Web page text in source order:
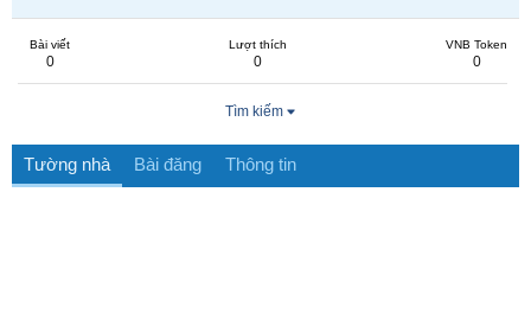
Bài viết
0
Lượt thích
0
VNB Token
0
Tìm kiếm
Tường nhà Bài đăng Thông tin